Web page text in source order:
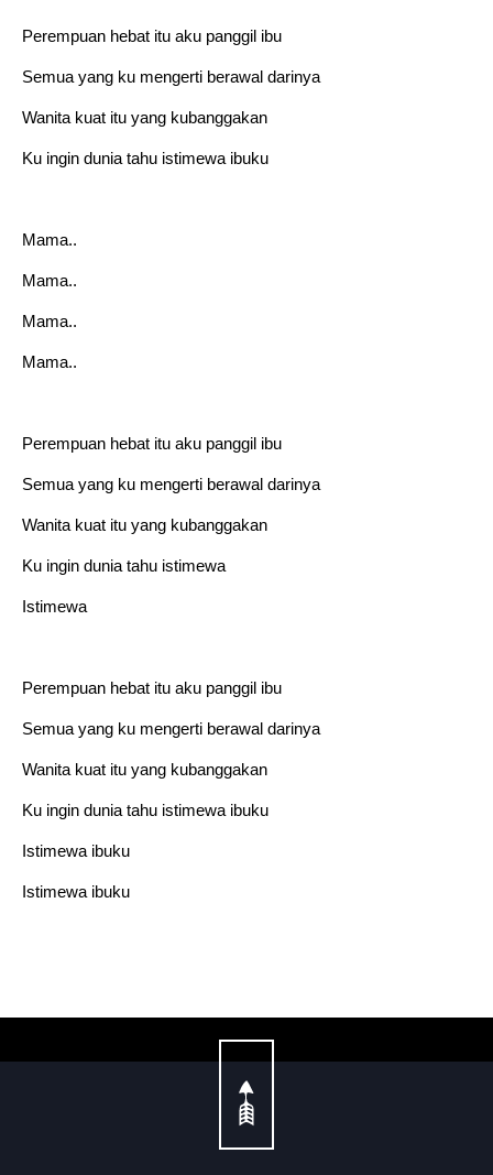
Perempuan hebat itu aku panggil ibu
Semua yang ku mengerti berawal darinya
Wanita kuat itu yang kubanggakan
Ku ingin dunia tahu istimewa ibuku
Mama..
Mama..
Mama..
Mama..
Perempuan hebat itu aku panggil ibu
Semua yang ku mengerti berawal darinya
Wanita kuat itu yang kubanggakan
Ku ingin dunia tahu istimewa
Istimewa
Perempuan hebat itu aku panggil ibu
Semua yang ku mengerti berawal darinya
Wanita kuat itu yang kubanggakan
Ku ingin dunia tahu istimewa ibuku
Istimewa ibuku
Istimewa ibuku
← Previous Post